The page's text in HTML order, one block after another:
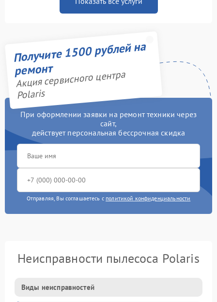
Получите 1500 рублей на
ремонт
Акция сервисного центра
Polaris
При оформлении заявки на ремонт техники через
сайт,
действует персональная бессрочная скидка
Отправляя, Вы соглашаетесь с политикой конфиденциальности
Неисправности пылесоса Polaris
Виды неисправностей